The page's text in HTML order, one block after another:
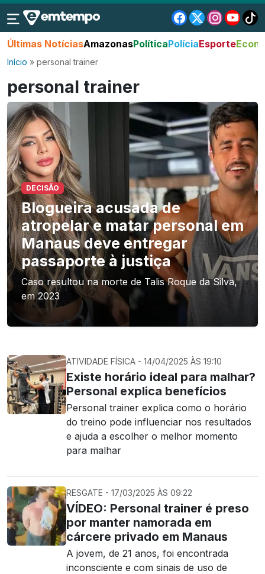
Últimas NotíciasAmazonasPolíticaPolíciaEsporte
Início » personal trainer
personal trainer
DECISÃO
Blogueira acusada de
atropelar e matar personal em
Manaus deve entregar
passaporte à justiça
Caso resultou na morte de Talis Roque da Silva,
em 2023
ATIVIDADE FÍSICA - 14/04/2025 ÀS 19:10
Existe horário ideal para malhar?
Personal explica benefícios
Personal trainer explica como o horário
do treino pode influenciar nos resultados
e ajuda a escolher o melhor momento
para malhar
RESGATE - 17/03/2025 ÀS 09:22
VÍDEO: Personal trainer é preso
por manter namorada em
cárcere privado em Manaus
A jovem, de 21 anos, foi encontrada
inconsciente e com sinais de uso de